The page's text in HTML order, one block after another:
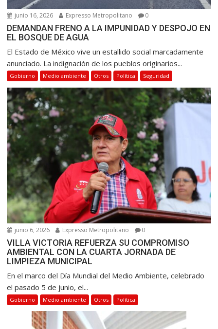
junio 16, 2026 Expresso Metropolitano 0
DEMANDAN FRENO A LA IMPUNIDAD Y DESPOJO EN
EL BOSQUE DE AGUA
El Estado de México vive un estallido social marcadamente
anunciado. La indignación de los pueblos originarios...
Gobierno Medio ambiente Otros Política Seguridad
junio 6, 2026 Expresso Metropolitano 0
VILLA VICTORIA REFUERZA SU COMPROMISO
AMBIENTAL CON LA CUARTA JORNADA DE
LIMPIEZA MUNICIPAL
En el marco del Día Mundial del Medio Ambiente, celebrado
el pasado 5 de junio, el...
Gobierno Medio ambiente Otros Política